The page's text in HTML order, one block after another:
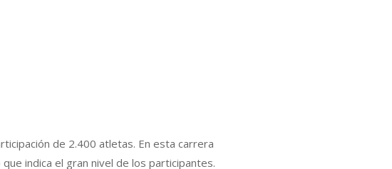
de 2.400 atletas. En esta carrera
indica el gran nivel de los participantes.